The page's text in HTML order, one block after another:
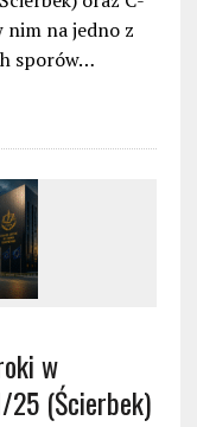
nim na jedno z
sporów…
w
25 (Ścierbek)